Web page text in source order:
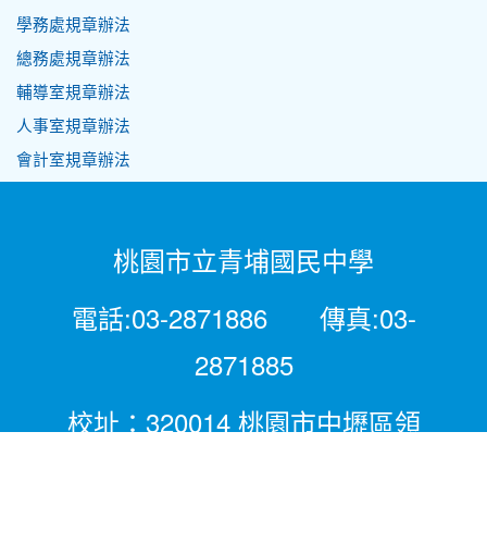
學務處規章辦法
總務處規章辦法
輔導室規章辦法
人事室規章辦法
會計室規章辦法
桃園市立青埔國民中學
電話:03-2871886 傳真:03-
2871885
校址：320014 桃園市中壢區領